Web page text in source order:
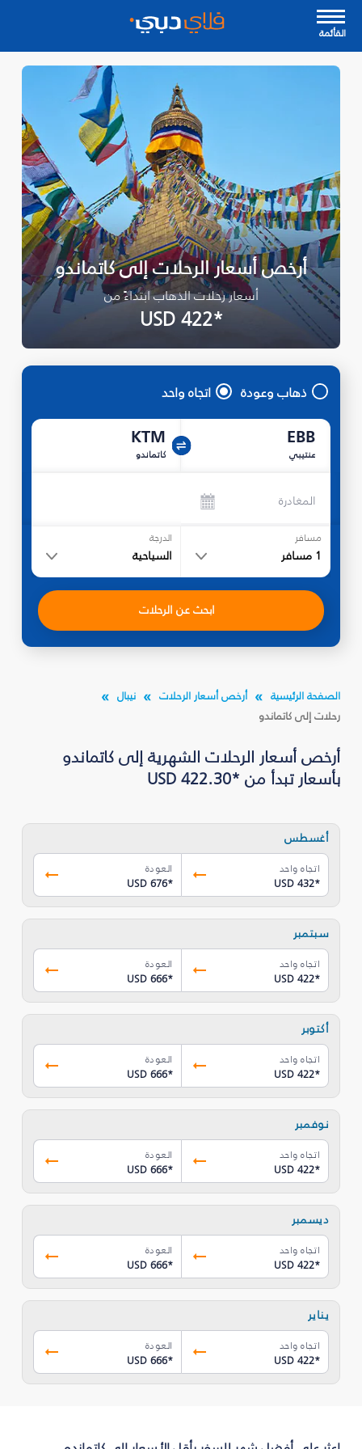
القأئمة
أرخص أسعار الرحلات إلى كاتماندو
أسعار رحلات الذهاب ابتداءً من
*USD 422
ذهاب وعودة اتجاه واحد
EBB
عنتيبي
KTM
كاتماندو
المغادرة
مسافر
1 مسافر
الدرجة
السياحية
ابحث عن الرحلات
الصفحة الرئيسية أرخص أسعار الرحلات
نيبال
رحلات إلى كاتماندو
أرخص أسعار الرحلات الشهرية إلى كاتماندو
بأسعار تبدأ من *USD 422.30
أغسطس
اتجاه واحد
USD 432*
العودة
USD 676*
سبتمبر
اتجاه واحد
USD 422*
العودة
USD 666*
أكتوبر
اتجاه واحد
USD 422*
العودة
USD 666*
نوفمبر
اتجاه واحد
USD 422*
العودة
USD 666*
ديسمبر
اتجاه واحد
USD 422*
العودة
USD 666*
يناير
اتجاه واحد
USD 422*
العودة
USD 666*